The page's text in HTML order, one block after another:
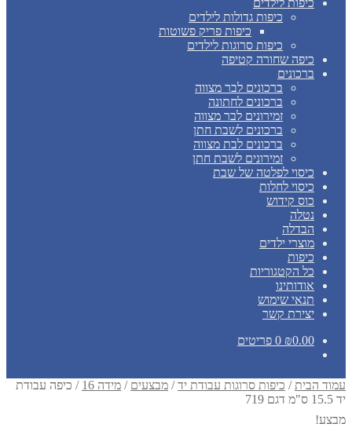
כיפות לילדים
כיפות גדולות לילדים
כיפות פריק פשוטות
כיפות סרוגות לילדים
כיפה שחורה קטיפה
ברכונים
ברכונים לבר מצווה
ברכונים לחתונה
זמירונים לבר מצווה
ברכונים לשבת חתן
ברכונים לבת מצווה
זמירונים לשבת חתן
כיסוי לפלטה של שבת
כיסוי לחלות
כוס קידוש
נטלה
הבדלה
מוצרי ילדים
כיפות
כל הקטגוריות
אודותינו
תנאי שימוש
יצירת קשר
₪0.00 0 פריטים
עמוד הבית / כיפות סרוגות עבודת יד/ מבצעים / מידה 16 / כיפה עבודת
יד 15.5 ס"מ דגם 719
מבצע!